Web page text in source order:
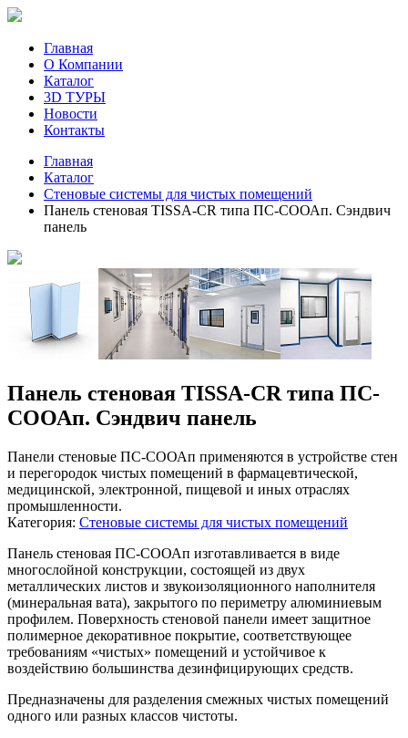
Главная
О Компании
Каталог
3D ТУРЫ
Новости
Контакты
Главная
Каталог
Стеновые системы для чистых помещений
Панель стеновая TISSA-CR типа ПС-СООАп. Сэндвич
панель
Панель стеновая TISSA-CR типа ПС-
СООАп. Сэндвич панель
Панели стеновые ПС-СООАп применяются в устройстве стен
и перегородок чистых помещений в фармацевтической,
медицинской, электронной, пищевой и иных отраслях
промышленности.
Категория: Стеновые системы для чистых помещений
Панель стеновая ПС-СООАп изготавливается в виде
многослойной конструкции, состоящей из двух
металлических листов и звукоизоляционного наполнителя
(минеральная вата), закрытого по периметру алюминиевым
профилем. Поверхность стеновой панели имеет защитное
полимерное декоративное покрытие, соответствующее
требованиям «чистых» помещений и устойчивое к
воздействию большинства дезинфицирующих средств.
Предназначены для разделения смежных чистых помещений
одного или разных классов чистоты.